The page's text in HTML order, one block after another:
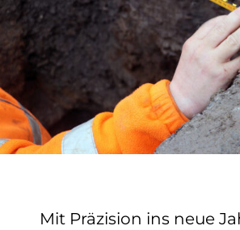
Mit Präzision ins neue
sauberes und
Projekte
Mit Präzision ins neue